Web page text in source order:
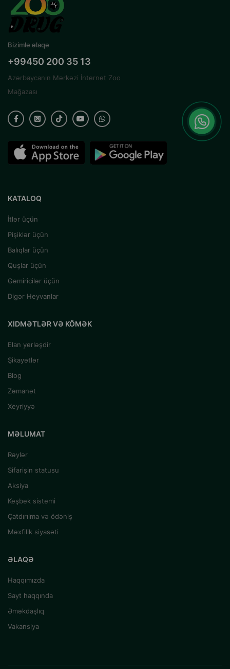
Bizimlə əlaqə
+99450 200 35 13
Azərbaycanın Mərkəzi İnternet Zoo
Mağazası
KATALOQ
İtlər üçün
Pişiklər üçün
Balıqlar üçün
Quşlar üçün
Gəmiricilər üçün
Digər Heyvanlar
XIDMƏTLƏR VƏ KÖMƏK
Elan yerləşdir
Şikayətlər
Blog
Zəmanət
Xeyriyyə
MƏLUMAT
Rəylər
Sifarişin statusu
Aksiya
Keşbek sistemi
Çatdırılma və ödəniş
Məxfilik siyasəti
ƏLAQƏ
Haqqımızda
Sayt haqqında
Əməkdaşlıq
Vakansiya